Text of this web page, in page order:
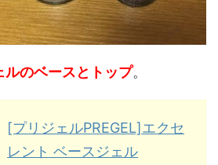
ルのベースとトップ。
[プリジェルPREGEL]エクセ
レント ベースジェル